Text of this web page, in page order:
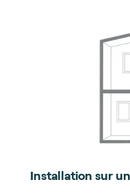
Installation sur